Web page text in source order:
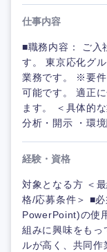
仕事内容
■職務内容： ご入
す。 東京応化グ
業務です。 ※要件
可能です。 適正
ます。 ＜具体的
分析・開示 ・環
経験・資格
対象となる方 ＜
格/応募条件＞ ■
PowerPoint)の使
組みに興味をもっ
ルが高く、共同